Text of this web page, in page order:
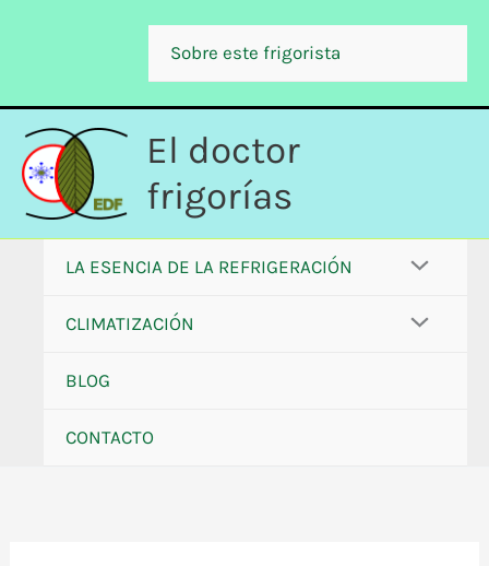
Sobre este frigorista
El doctor
frigorías
LA ESENCIA DE LA REFRIGERACIÓN
CLIMATIZACIÓN
BLOG
CONTACTO